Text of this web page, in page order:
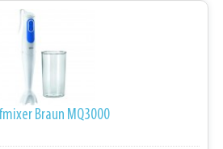
Braun MQ3000